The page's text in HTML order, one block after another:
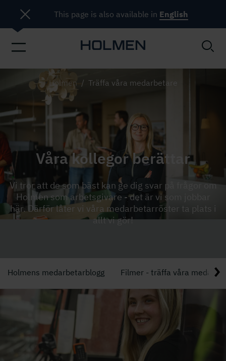
Holmen / Träffa våra medarbetare
Kollegor i fikarum
Våra kollegor berättar
Vi tror att de som bäst kan ge dig svar på frågor om
Holmen som arbetsgivare - det är vi som jobbar
här. Därför låter vi våra medarbetarröster ta plats i
allt vi gör!
Holmens medarbetarblogg Filmer - träffa våra
This page is also available in English